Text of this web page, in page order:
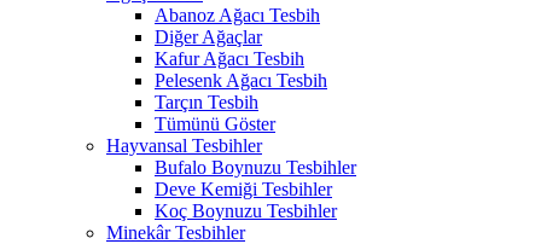
Abanoz Ağacı Tesbih
Diğer Ağaçlar
Kafur Ağacı Tesbih
Pelesenk Ağacı Tesbih
Tarçın Tesbih
Tümünü Göster
Hayvansal Tesbihler
Bufalo Boynuzu Tesbihler
Deve Kemiği Tesbihler
Koç Boynuzu Tesbihler
Minekâr Tesbihler